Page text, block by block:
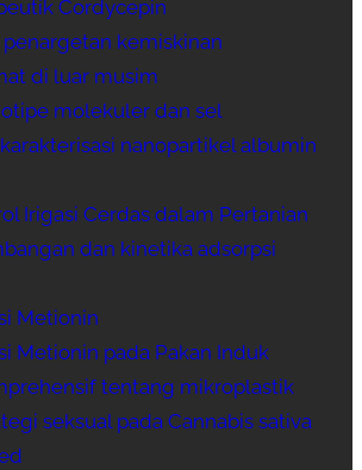
Cordycepin
kemiskinan
di luar musim
molekuler dan sel
nanopartikel albumin
Irigasi Cerdas dalam Pertanian
dan kinetika adsorpsi
Metionin
Metionin pada Pakan Induk
tentang mikroplastik
seksual pada Cannabis sativa